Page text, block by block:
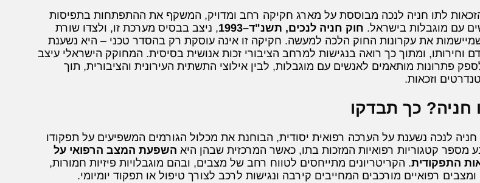
לתו חניה לנכה מבוססת על מארג חקיקה רחב ומדויק, המשקף את ההתפתחות בתפיסות
עם מוגבלות בישראל. חוק חניה לנכים, תשנ"ד–1993
, ניצב בבסיס מערכת זו, ולצדו שורת
שמיישמות את עקרונות החוק הלכה למעשה. חקיקה זו אינה עוסקת רק בהסדר טכני – היא נשענת
וחירותו, ומתוך כך רואה בנגישות למרחב הציבורי זכות אנושית בסיסית. המחוקק הישראלי עיצב
פתרונות מותאמים לאנשים עם מוגבלות, לבין אילוצי התשתית העירונית והציבורית, תוך
וזכאות.
כך תבדקו
חניה לנכה נשענת על הערכה רפואית יסודית, הבוחנת את מכלול הגורמים המשפיעים על תפקודו
מספר קטגוריות רפואיות המזכות בתו, כאשר המרכזית שבהן היא השפעת המצב הרפואי על
התפקודית. הקריטריונים מתייחסים לטווח רחב של מצבים, ובהם מוגבלויות פיזיות חמורות,
ומצבים רפואיים מורכבים המחייבים קירבה ונגישות לרכב לצורך טיפול או תפקוד יומיומי.